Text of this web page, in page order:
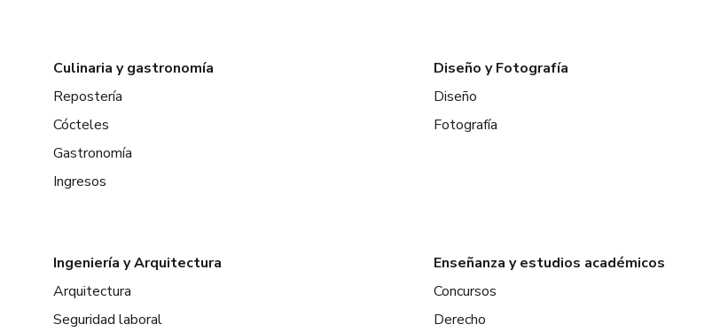
Culinaria y gastronomía
Repostería
Cócteles
Gastronomía
Ingresos
Diseño y Fotografía
Diseño
Fotografía
Ingeniería y Arquitectura
Arquitectura
Seguridad laboral
Enseñanza y estudios académicos
Concursos
Derecho